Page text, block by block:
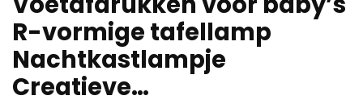
R-vormige tafellamp
Nachtkastlampje
Creatieve…